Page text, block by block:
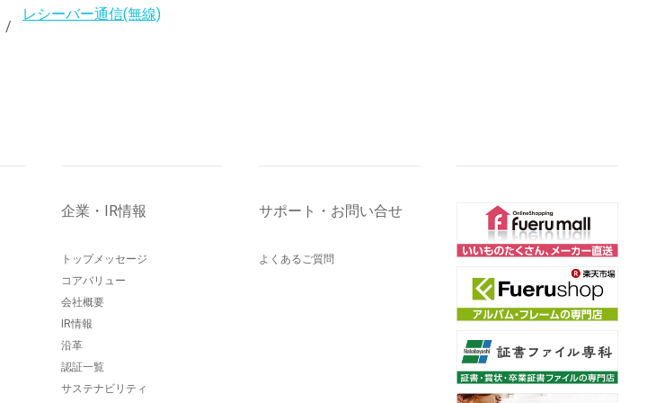
レシーバー通信(無線)
企業・IR情報
トップメッセージ
コアバリュー
会社概要
IR情報
沿革
認証一覧
サステナビリティ
サポート・お問い合せ
よくあるご質問